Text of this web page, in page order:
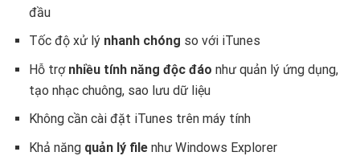
đầu
Tốc độ xử lý nhanh chóng so với iTunes
Hỗ trợ nhiều tính năng độc đáo như quản lý ứng dụng,
tạo nhạc chuông, sao lưu dữ liệu
Không cần cài đặt iTunes trên máy tính
Khả năng quản lý filenhư Windows Explorer